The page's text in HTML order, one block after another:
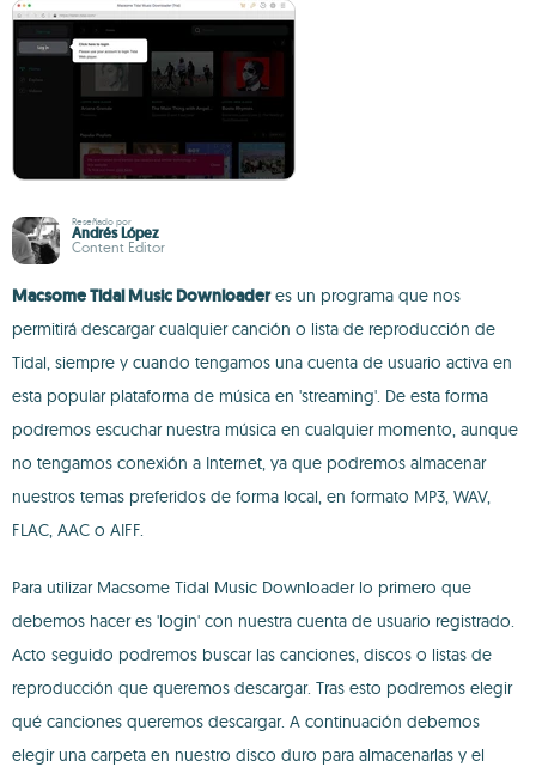
Reseñado por
Andrés López
Content Editor
Macsome Tidal Music Downloaderes un programa que nos
permitirá descargar cualquier canción o lista de reproducción de
Tidal, siempre y cuando tengamos una cuenta de usuario activa en
esta popular plataforma de música en 'streaming'. De esta forma
podremos escuchar nuestra música en cualquier momento, aunque
no tengamos conexión a Internet, ya que podremos almacenar
nuestros temas preferidos de forma local, en formato MP3, WAV,
FLAC, AAC o AIFF.
Para utilizar Macsome Tidal Music Downloader lo primero que
debemos hacer es 'login' con nuestra cuenta de usuario registrado.
Acto seguido podremos buscar las canciones, discos o listas de
reproducción que queremos descargar. Tras esto podremos elegir
qué canciones queremos descargar. A continuación debemos
elegir una carpeta en nuestro disco duro para almacenarlas y el